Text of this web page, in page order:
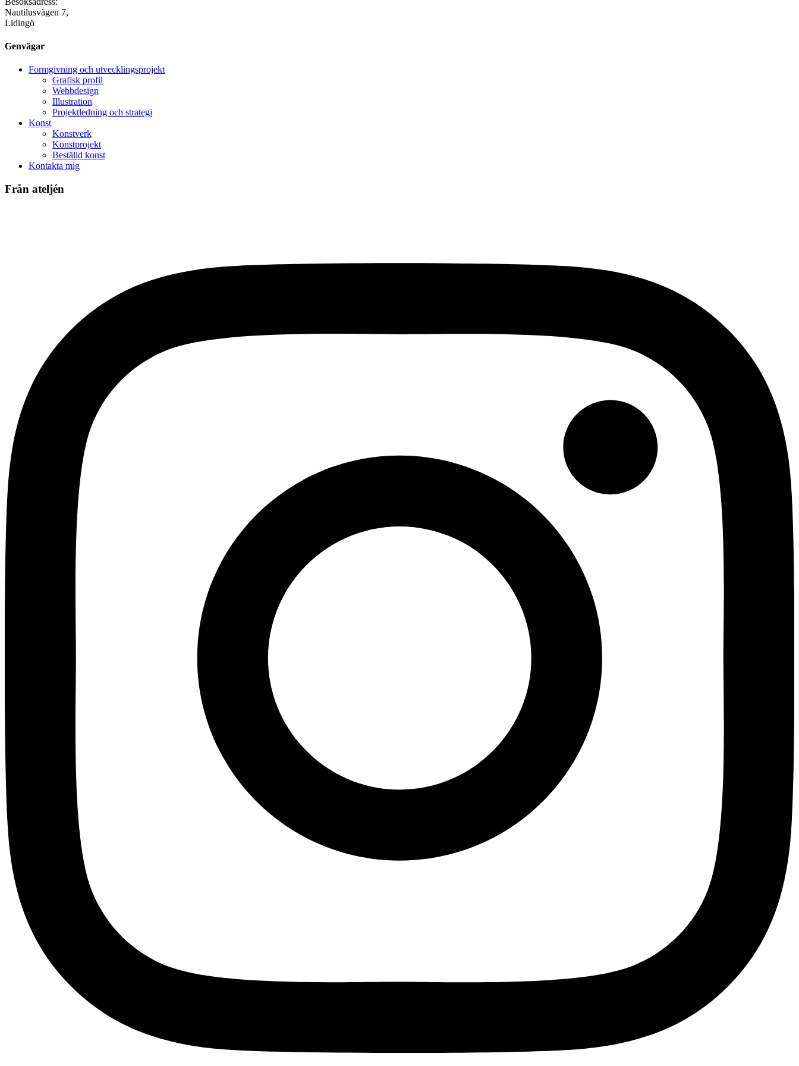
Nautilusvägen 7,
Lidingö
Genvägar
Formgivning och utvecklingsprojekt
Grafisk profil
Webbdesign
Illustration
Projektledning och strategi
Konst
Konstverk
Konstprojekt
Beställd konst
Kontakta mig
Från ateljén